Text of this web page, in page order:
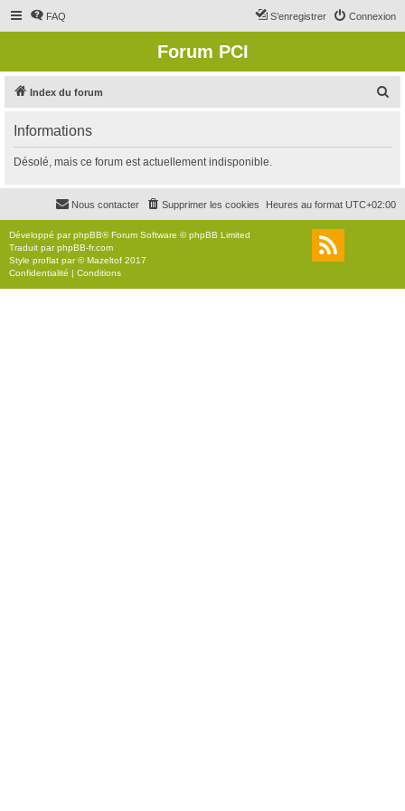
FAQ Connexion
S’enregistrer
Forum PCI
Index du forum
r
c
r
Informations
Désolé, mais ce forum est actuellement indisponible.
Heures au format UTC+02:00
Supprimer les cookies
Nous contacter
Développé parphpBB® Forum Software © phpBB Limited
Traduit parphpBB-fr.com
Style proflat par ©Mazeltof 2017
Confidentialité | Conditions